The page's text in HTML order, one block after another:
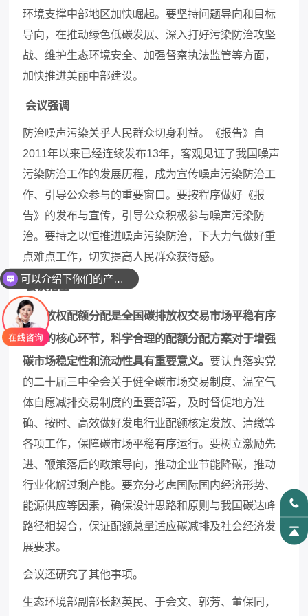
环境支撑中部地区加快崛起。要坚持问题导向和目标
导向，在推动绿色低碳发展、深入打好污染防治攻坚
战、维护生态环境安全、加强督察执法监管等方面，
加快推进美丽中部建设。
会议强调
防治噪声污染关乎人民群众切身利益。《报告》自
2011年以来已经连续发布13年，客观见证了我国噪声
污染防治工作的发展历程，成为宣传噪声污染防治工
作、引导公众参与的重要窗口。要按程序做好《报
告》的发布与宣传，引导公众积极参与噪声污染防
治。要持之以恒推进噪声污染防治，下大力气做好重
点难点工作，切实提高人民群众获得感。
会议指出
碳排放权配额分配是全国碳排放权交易市场平稳有序
运行的核心环节，科学合理的配额分配方案对于增强
碳市场稳定性和流动性具有重要意义。要认真落实党
的二十届三中全会关于健全碳市场交易制度、温室气
体自愿减排交易制度的重要部署，及时督促地方准
确、按时、高效做好发电行业配额核定发放、清缴等
各项工作，保障碳市场平稳有序运行。要树立激励先
进、鞭策落后的政策导向，推动企业节能降碳，推动
行业化解过剩产能。要充分考虑国际国内经济形势、
能源供应等因素，确保设计思路和原则与我国碳达峰
路径相契合，保证配额总量适应碳减排及社会经济发
展要求。
会议还研究了其他事项。
生态环境部副部长赵英民、于会文、郭芳、董保同，
可以介绍下你们的产品么